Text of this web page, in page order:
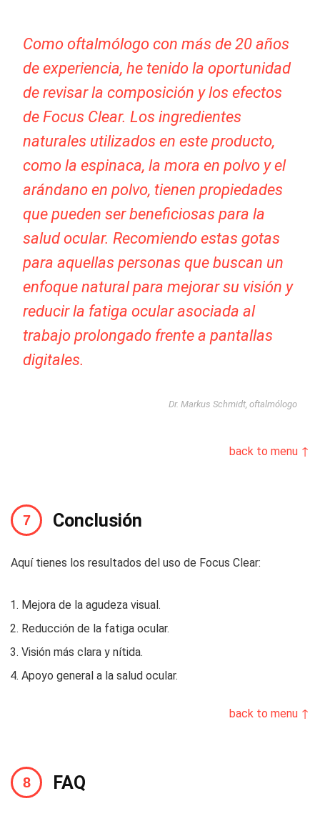
Como oftalmólogo con más de 20 años
de experiencia, he tenido la oportunidad
de revisar la composición y los efectos
de Focus Clear. Los ingredientes
naturales utilizados en este producto,
como la espinaca, la mora en polvo y el
arándano en polvo, tienen propiedades
que pueden ser beneficiosas para la
salud ocular. Recomiendo estas gotas
para aquellas personas que buscan un
enfoque natural para mejorar su visión y
reducir la fatiga ocular asociada al
trabajo prolongado frente a pantallas
digitales.
Dr. Markus Schmidt, oftalmólogo
back to menu ↑
Conclusión
Aquí tienes los resultados del uso de Focus Clear:
Mejora de la agudeza visual.
Reducción de la fatiga ocular.
Visión más clara y nítida.
Apoyo general a la salud ocular.
back to menu ↑
FAQ